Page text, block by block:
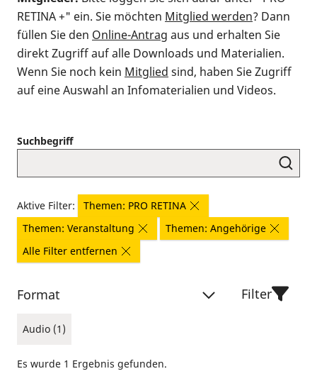
RETINA +" ein. Sie möchten Mitglied werden? Dann
füllen Sie den Online-Antrag aus und erhalten Sie
direkt Zugriff auf alle Downloads und Materialien.
Wenn Sie noch kein Mitglied sind, haben Sie Zugriff
auf eine Auswahl an Infomaterialien und Videos.
Suchbegriff
Aktive Filter:
Themen: PRO RETINA
Themen: Veranstaltung
Themen: Angehörige
Alle Filter entfernen
Format
Audio (1)
Filter
Es wurde 1 Ergebnis gefunden.